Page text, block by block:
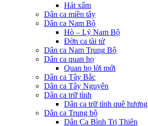
Hát xẩm
Dân ca miền tây
Dân ca Nam Bộ
Hò – Lý Nam Bộ
Đờn ca tài tử
Dân ca Nam Trung Bộ
Dân ca quan họ
Quan họ lời mới
Dân ca Tây Bắc
Dân ca Tây Nguyên
Dân ca trữ tình
Dân ca trữ tình quê hương
Dân ca Trung bộ
Dân Ca Bình Trị Thiên